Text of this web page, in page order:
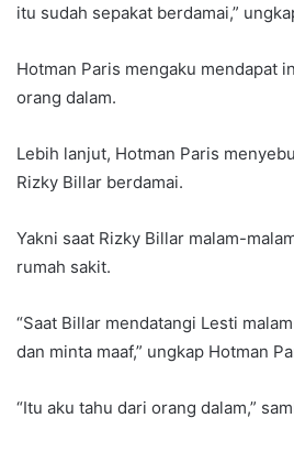
itu sudah sepakat berdamai,”
Hotman Paris mengaku mendapat
orang dalam.
Lebih lanjut, Hotman Paris
Rizky Billar berdamai.
Yakni saat Rizky Billar malam-
rumah sakit.
“Saat Billar mendatangi Lesti
dan minta maaf,” ungkap Hotman
“Itu aku tahu dari orang dalam,”